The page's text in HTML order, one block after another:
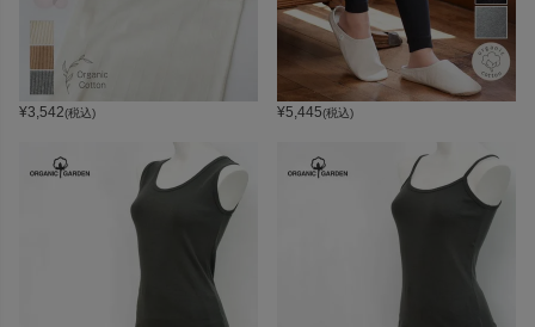
¥3,542(税込) ¥5,445(税込)